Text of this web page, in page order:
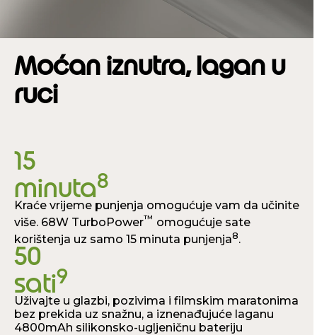
Moćan iznutra, lagan u
ruci
15
minuta8
Kraće vrijeme punjenja omogućuje vam da učinite
više. 68W TurboPower™ omogućuje sate
korištenja uz samo 15 minuta punjenja8.
50
sati9
Uživajte u glazbi, pozivima i filmskim maratonima
bez prekida uz snažnu, a iznenađujuće laganu
4800mAh silikonsko-ugljeničnu bateriju